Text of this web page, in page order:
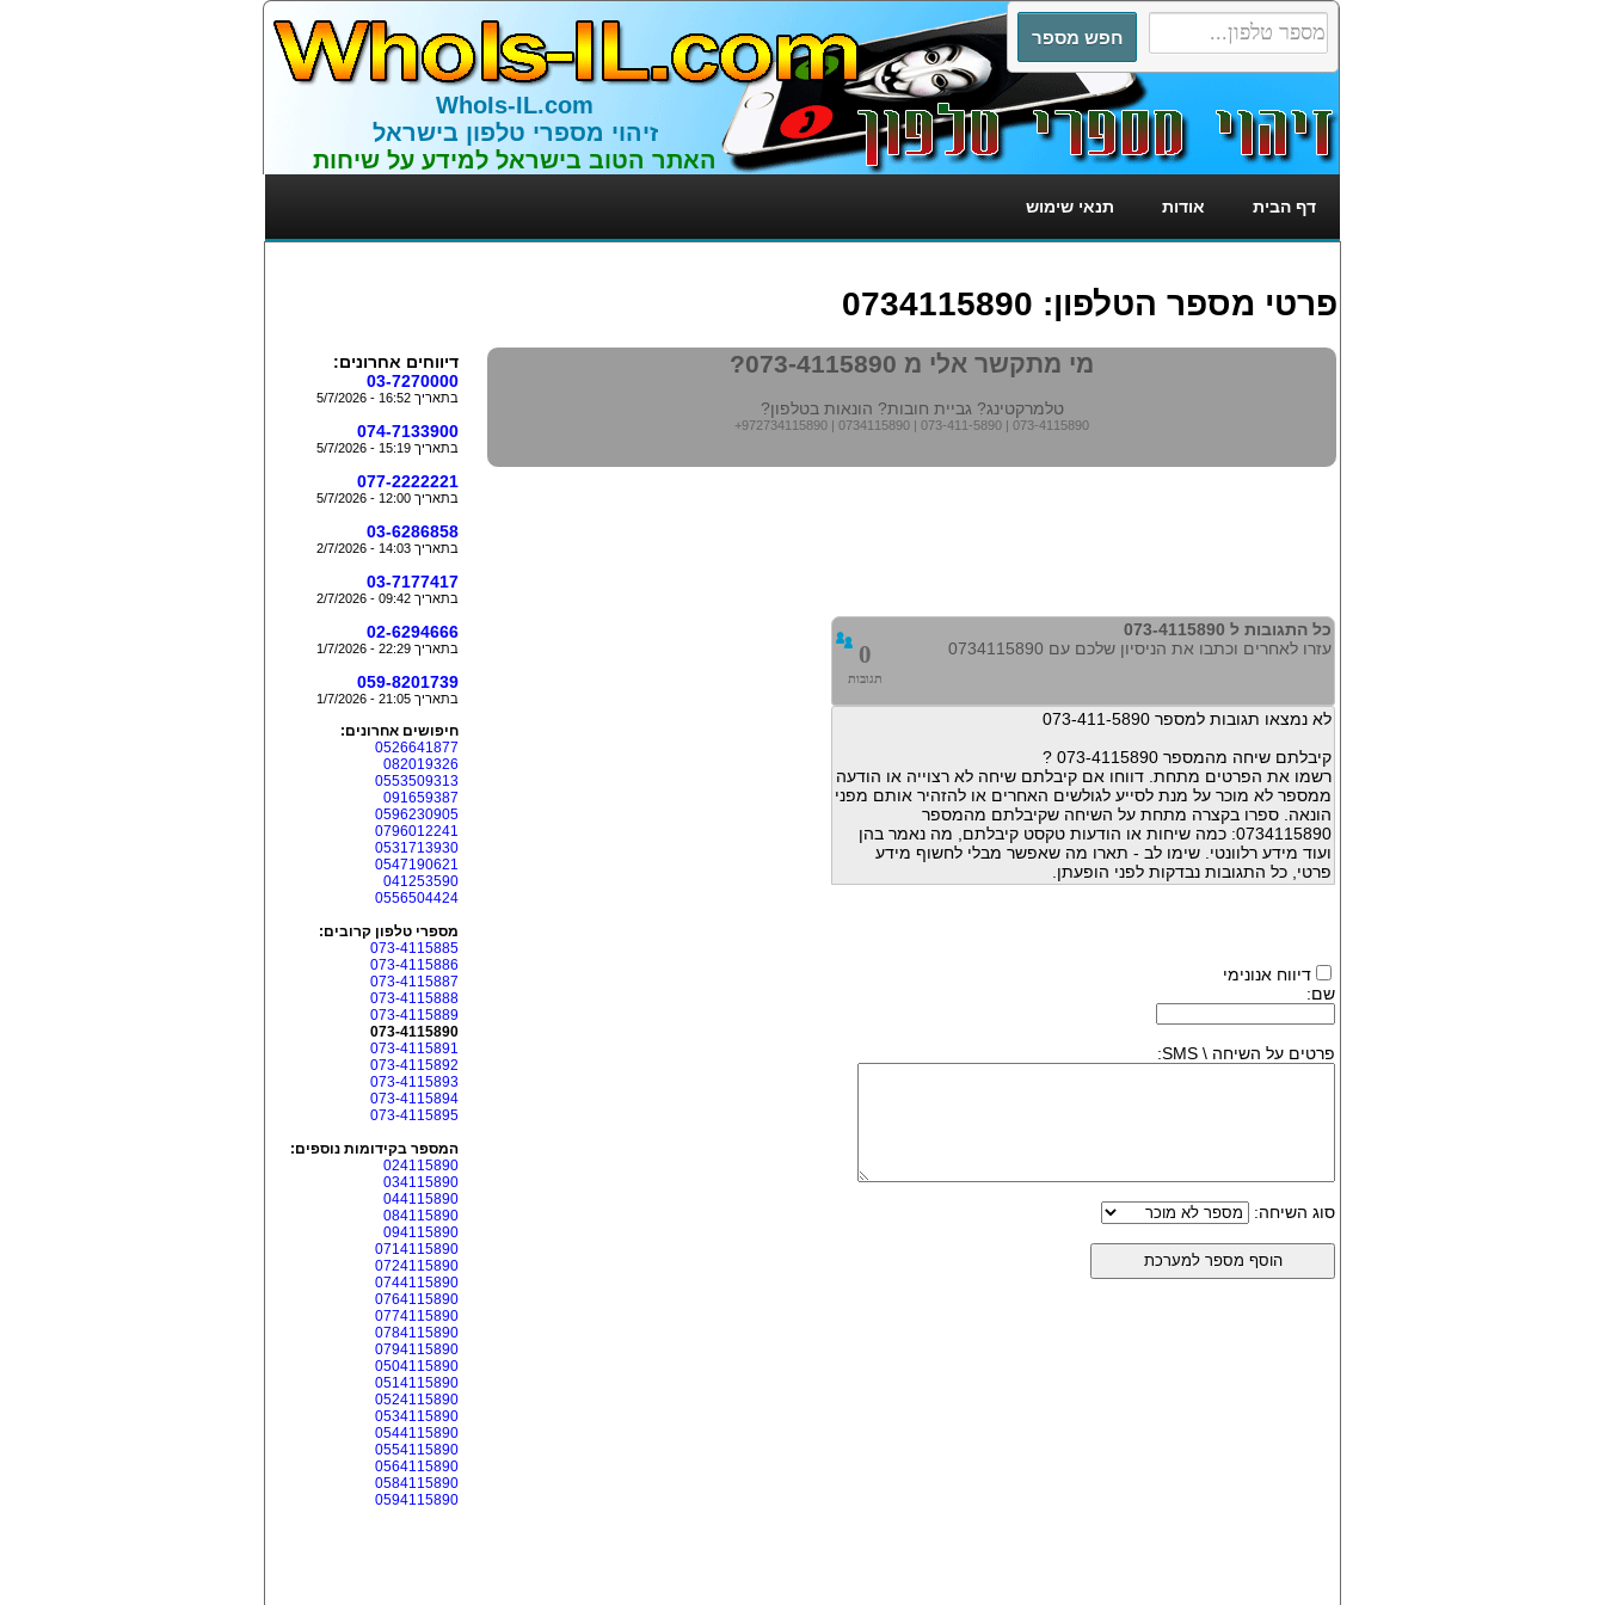
WhoIs-IL.com
זיהוי מספרי טלפון בישראל
האתר הטוב בישראל למידע על שיחות
דף הבית אודות תנאי שימוש
פרטי מספר הטלפון: 0734115890
מי מתקשר אלי מ 073-4115890?
טלמרקטינג? גביית חובות? הונאות בטלפון?
+972734115890 | 0734115890 | 073-411-5890 | 073-4115890
0
תגובות
כל התגובות ל 073-4115890
עזרו לאחרים וכתבו את הניסיון שלכם עם 0734115890
לא נמצאו תגובות למספר 073-411-5890
קיבלתם שיחה מהמספר 073-4115890 ?
רשמו את הפרטים מתחת. דווחו אם קיבלתם שיחה לא רצוייה או הודעה
ממספר לא מוכר על מנת לסייע לגולשים האחרים או להזהיר אותם מפני
הונאה. ספרו בקצרה מתחת על השיחה שקיבלתם מהמספר
0734115890: כמה שיחות או הודעות טקסט קיבלתם, מה נאמר בהן
ועוד מידע רלוונטי. שימו לב - תארו מה שאפשר מבלי לחשוף מידע
פרטי, כל התגובות נבדקות לפני הופעתן.
דיווח אנונימי
שם:
פרטים על השיחה \ SMS:
סוג השיחה:
דיווחים אחרונים:
03-7270000
בתאריך 16:52 - 5/7/2026
074-7133900
בתאריך 15:19 - 5/7/2026
077-2222221
בתאריך 12:00 - 5/7/2026
03-6286858
בתאריך 14:03 - 2/7/2026
03-7177417
בתאריך 09:42 - 2/7/2026
02-6294666
בתאריך 22:29 - 1/7/2026
059-8201739
בתאריך 21:05 - 1/7/2026
חיפושים אחרונים:
0526641877
082019326
0553509313
091659387
0596230905
0796012241
0531713930
0547190621
041253590
0556504424
מספרי טלפון קרובים:
073-4115885
073-4115886
073-4115887
073-4115888
073-4115889
073-4115890
073-4115891
073-4115892
073-4115893
073-4115894
073-4115895
המספר בקידומות נוספים:
024115890
034115890
044115890
084115890
094115890
0714115890
0724115890
0744115890
0764115890
0774115890
0784115890
0794115890
0504115890
0514115890
0524115890
0534115890
0544115890
0554115890
0564115890
0584115890
0594115890